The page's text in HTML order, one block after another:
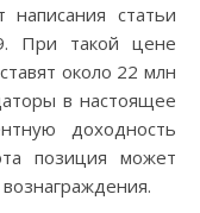
статьи
При такой цене
около 22 млн
в настоящее
доходность
позиция может